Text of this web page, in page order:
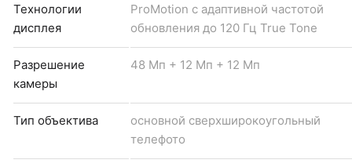
Технологии
дисплея
ProMotion с адаптивной частотой
обновления до 120 Гц True Tone
Разрешение
камеры
48 Мп + 12 Мп + 12 Мп
Тип объектива
основной сверхширокоугольный
телефото